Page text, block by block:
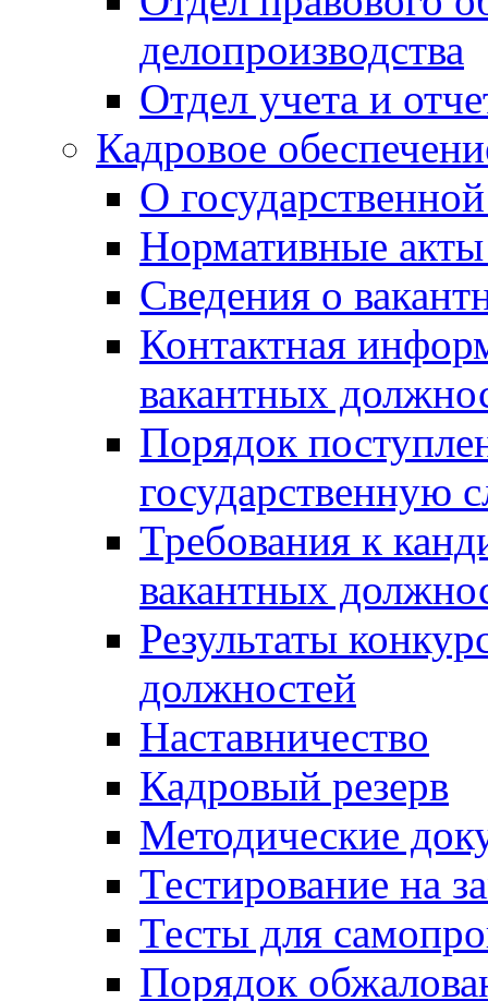
делопроизводства
Отдел учета и
Кадровое
О
Нормативные акты
Сведения о
Контактная
вакантных
Порядок
государственную
Требования к
вакантных
Результаты
должностей
Наставничество
Кадровый резерв
Методические
Тестирование на
Тесты для
Порядок